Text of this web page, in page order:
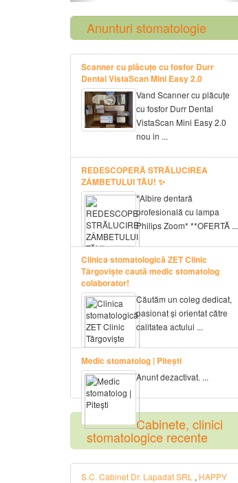
Anunturi stomatologie
Scanner cu plăcuțe cu fosfor Durr
Dental VistaScan Mini Easy 2.0
Vand Scanner cu plăcuțe
cu fosfor Durr Dental
VistaScan Mini Easy 2.0
nou in ...
REDESCOPERĂ STRĂLUCIREA
ZÂMBETULUI TĂU! ✨
*Albire dentară
profesională cu lampa
Philips Zoom* **OFERTĂ ...
Clinica stomatologică ZET Clinic
Târgoviște caută medic stomatolog
colaborator!
Căutăm un coleg dedicat,
pasionat și orientat către
calitatea actului ...
Medic stomatolog | Pitești
Anunt dezactivat. ...
Cabinete, clinici
stomatologice recente
S.C. Cabinet Dr. Lapadat SRL , HAPPY